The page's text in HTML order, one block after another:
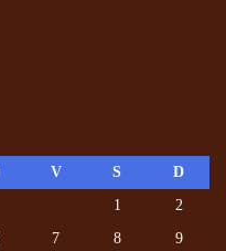
V S
D
1
2
7 8 9